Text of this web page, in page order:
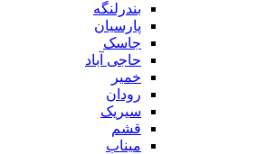
بندرلنگه
پارسیان
جاسک
حاجی آباد
خمیر
رودان
سیریک
قشم
میناب